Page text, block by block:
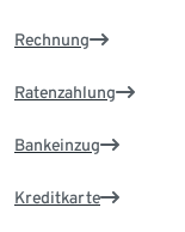
Rechnung
Ratenzahlung
Bankeinzug
Kreditkarte